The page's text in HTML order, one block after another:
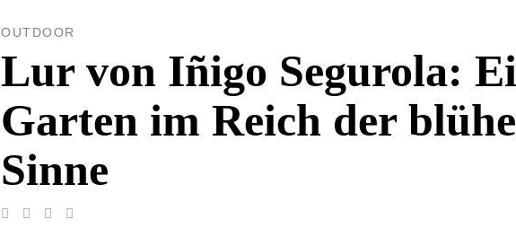
OUTDOOR
Lur von Iñigo Segurola:
Garten im Reich der
Sinne